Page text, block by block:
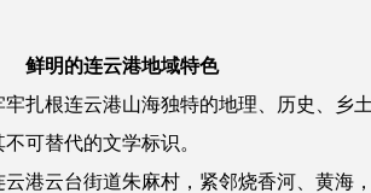
鲜明的连云港地域特色
牢扎根连云港山海独特的地理、历史、乡
可替代的文学标识。
云港云台街道朱麻村，紧邻烧香河、黄海